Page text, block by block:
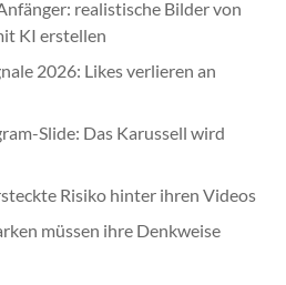
realistische Bilder von
KI erstellen
2026: Likes verlieren an
Slide: Das Karussell wird
Risiko hinter ihren Videos
müssen ihre Denkweise